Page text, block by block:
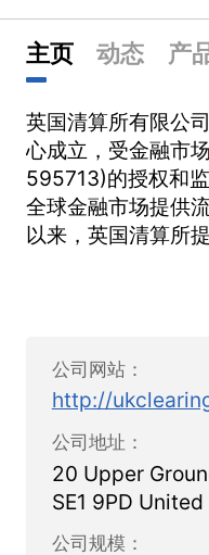
主页 动态 产
英国清算所有限公
心成立，受金融市
595713)的授权和
全球金融市场提供
以来，英国清算所
纪人、白标合伙人
员等。英国清算所
合，为各类交易员
保提供最佳执行，
接等，以满足客户
公司网站：
http://
公司地址：
20 Upper
SE1 9PD
公司规模：